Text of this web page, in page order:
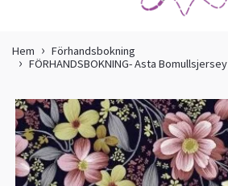
Hem
Förhandsbokning
FÖRHANDSBOKNING- Asta Bomullsjersey